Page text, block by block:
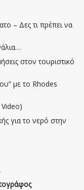
– Δες τι πρέπει να
στον τουριστικό
με το Rhodes
για το νερό στην